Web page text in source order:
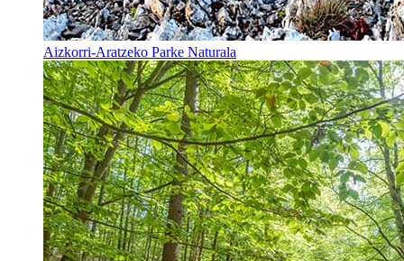
Aizkorri-Aratzeko Parke Naturala